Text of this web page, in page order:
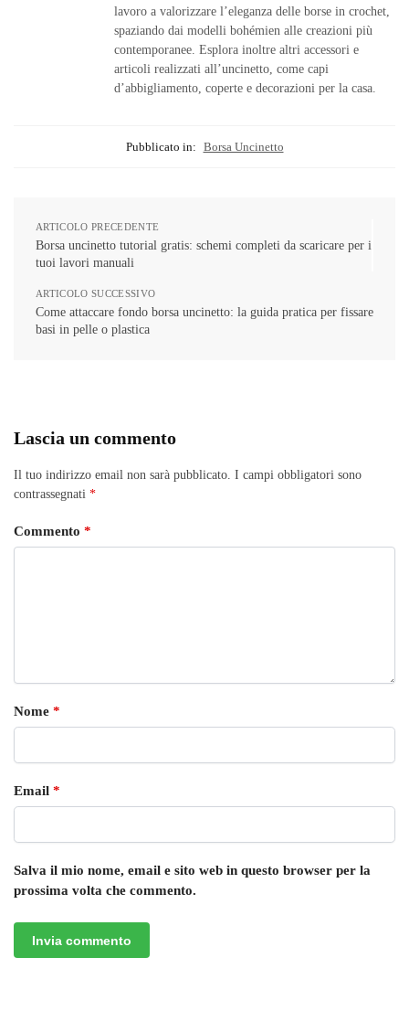
lavoro a valorizzare l’eleganza delle borse in crochet,
spaziando dai modelli bohémien alle creazioni più
contemporanee. Esplora inoltre altri accessori e
articoli realizzati all’uncinetto, come capi
d’abbigliamento, coperte e decorazioni per la casa.
Pubblicato in: Borsa Uncinetto
ARTICOLO PRECEDENTE
Borsa uncinetto tutorial gratis: schemi completi da scaricare per i
tuoi lavori manuali
ARTICOLO SUCCESSIVO
Come attaccare fondo borsa uncinetto: la guida pratica per fissare
basi in pelle o plastica
Lascia un commento
Il tuo indirizzo email non sarà pubblicato. I campi obbligatori sono
contrassegnati *
Commento *
Nome *
Email *
Salva il mio nome, email e sito web in questo browser per la
prossima volta che commento.